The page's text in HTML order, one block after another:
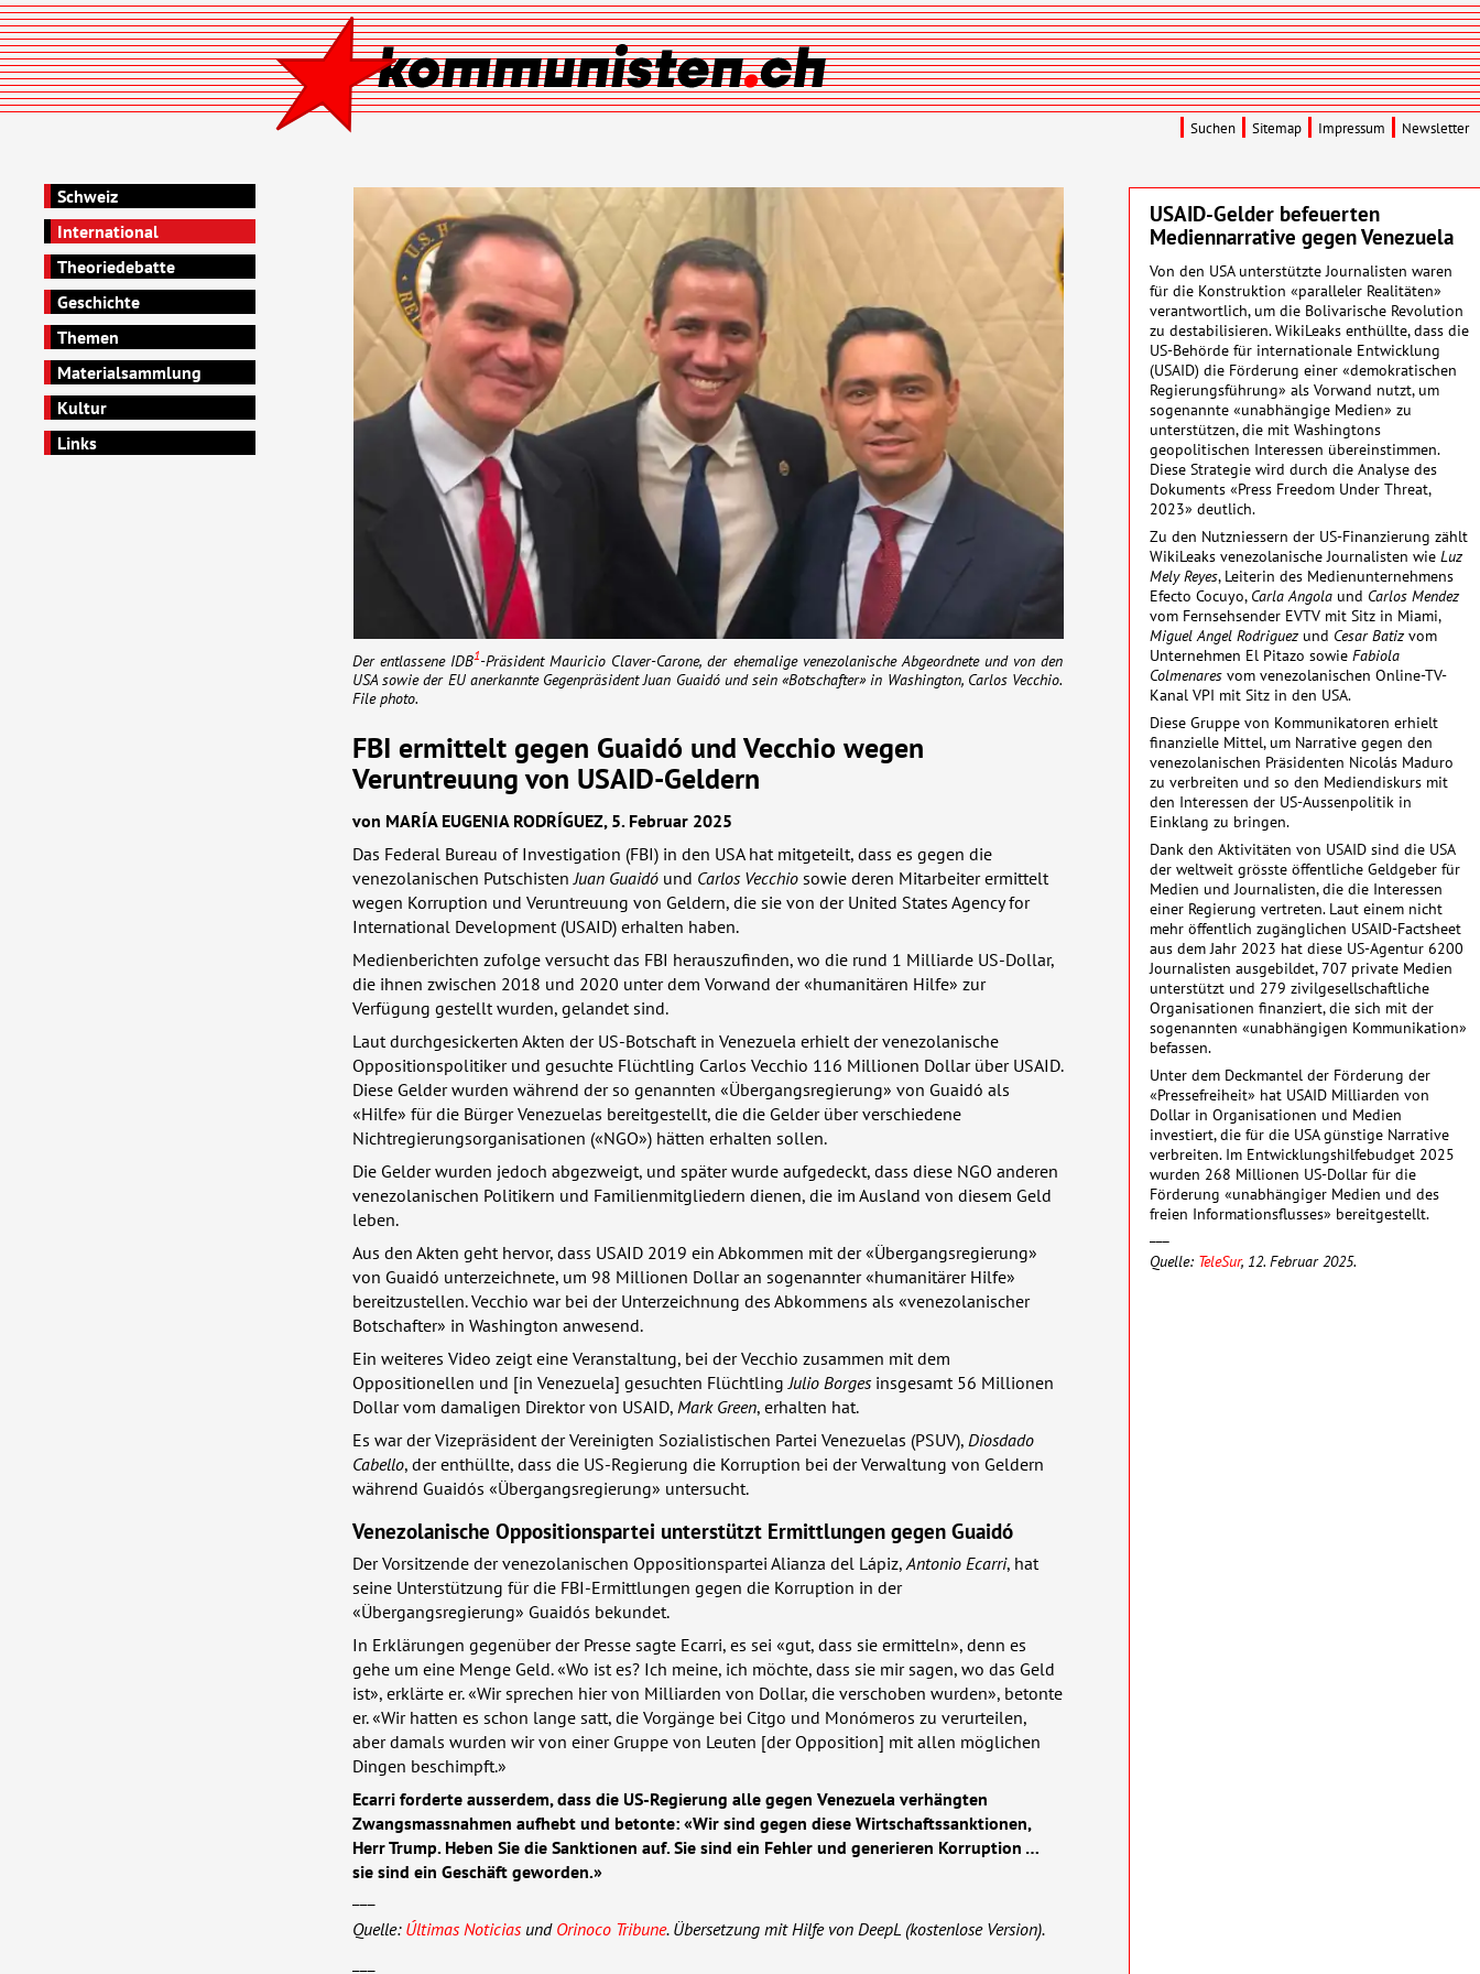
Schweiz
International
Theoriedebatte
Geschichte
Themen
Materialsammlung
Kultur
Links
Der entlassene IDB1-Präsident Mauricio Claver-Carone, der ehemalige venezolanische Abgeordnete und von den
USA sowie der EU anerkannte Gegenpräsident Juan Guaidó und sein «Botschafter» in Washington, Carlos Vecchio.
File photo.
FBI ermittelt gegen Guaidó und Vecchio wegen
Veruntreuung von USAID-Geldern
von MARÍA EUGENIA RODRÍGUEZ, 5. Februar 2025
Das Federal Bureau of Investigation (FBI) in den USAhat mitgeteilt, dass es gegen die
venezolanischen PutschistenJuan Guaidó und Carlos Vecchio sowie deren Mitarbeiter ermittelt
wegen Korruption und Veruntreuung von Geldern, die sie von der United States Agency for
International Development (USAID) erhalten haben.
Medienberichten zufolge versucht das FBI herauszufinden, wo die rund 1 Milliarde US-Dollar,
die ihnen zwischen 2018 und 2020 unter dem Vorwand der «humanitären Hilfe» zur
Verfügung gestellt wurden, gelandet sind.
Laut durchgesickerten Akten der US-Botschaft in Venezuela erhielt der venezolanische
Oppositionspolitiker und gesuchte Flüchtling Carlos Vecchio 116 Millionen Dollar über USAID.
Diese Gelder wurden während der so genannten «Übergangsregierung» von Guaidó als
«Hilfe» für die Bürger Venezuelas bereitgestellt, die die Gelder über verschiedene
Nichtregierungsorganisationen («NGO») hätten erhalten sollen.
Die Gelder wurden jedoch abgezweigt, und später wurde aufgedeckt, dass diese NGO anderen
venezolanischen Politikern und Familienmitgliedern dienen, die im Ausland von diesem Geld
leben.
Aus den Akten geht hervor, dass USAID 2019 ein Abkommen mit der «Übergangsregierung»
von Guaidó unterzeichnete, um 98 Millionen Dollar an sogenannter «humanitärer Hilfe»
bereitzustellen. Vecchio war bei der Unterzeichnung des Abkommens als «venezolanischer
Botschafter» in Washington anwesend.
Ein weiteres Video zeigt eine Veranstaltung, bei der Vecchio zusammen mit dem
Oppositionellen und [in Venezuela] gesuchten FlüchtlingJulio Borges insgesamt 56 Millionen
Dollar vom damaligen Direktor von USAID, Mark Green, erhalten hat.
Es war der Vizepräsident der Vereinigten Sozialistischen Partei Venezuelas (PSUV), Diosdado
Cabello, der enthüllte, dass die US-Regierung die Korruption bei der Verwaltung von Geldern
während Guaidós «Übergangsregierung» untersucht.
Venezolanische Oppositionspartei unterstützt Ermittlungen gegen Guaidó
Der Vorsitzende der venezolanischen Oppositionspartei Alianza del Lápiz,Antonio Ecarri, hat
seine Unterstützung für die FBI-Ermittlungen gegen die Korruption in der
«Übergangsregierung» Guaidós bekundet.
In Erklärungen gegenüber der Presse sagte Ecarri, es sei «gut, dass sie ermitteln», denn es
gehe um eine Menge Geld. «Wo ist es? Ich meine, ich möchte, dass sie mir sagen, wo das Geld
ist», erklärte er. «Wir sprechen hier von Milliarden von Dollar, die verschoben wurden», betonte
er. «Wir hatten es schon lange satt, die Vorgänge bei Citgo und Monómeros zu verurteilen,
aber damals wurden wir von einer Gruppe von Leuten [der Opposition] mit allen möglichen
Dingen beschimpft.»
Ecarri forderte ausserdem, dass die US-Regierung alle gegen Venezuela verhängten
Zwangsmassnahmen aufhebt und betonte: «Wir sind gegen diese Wirtschaftssanktionen,
Herr Trump. Heben Sie die Sanktionen auf. Sie sind ein Fehler und generieren Korruption …
sie sind ein Geschäft geworden.»
Quelle: Últimas Noticias und Orinoco Tribune. Übersetzung mit Hilfe von DeepL (kostenlose Version).
USAID-Gelder befeuerten
Mediennarrative gegen Venezuela
Von den USAunterstützte Journalisten waren
für die Konstruktion «paralleler Realitäten»
verantwortlich, um die Bolivarische Revolution
zu destabilisieren. WikiLeaks enthüllte, dass die
US-Behörde für internationale Entwicklung
(USAID) die Förderung einer «demokratischen
Regierungsführung» als Vorwand nutzt, um
sogenannte «unabhängige Medien» zu
unterstützen, die mit Washingtons
geopolitischen Interessen übereinstimmen.
Diese Strategie wird durch die Analyse des
Dokuments «Press Freedom Under Threat,
2023» deutlich.
Zu den Nutzniessern der US-Finanzierung zählt
WikiLeaks venezolanische Journalisten wie Luz
Mely Reyes, Leiterin des Medienunternehmens
Efecto Cocuyo, Carla Angola und Carlos Mendez
vom Fernsehsender EVTV mit Sitz in Miami,
Miguel Angel Rodriguez und Cesar Batiz vom
Unternehmen El Pitazo sowie Fabiola
Colmenares vom venezolanischen Online-TV-
Kanal VPI mit Sitz in den USA.
Diese Gruppe von Kommunikatoren erhielt
finanzielle Mittel, um Narrative gegen den
venezolanischen Präsidenten Nicolás Maduro
zu verbreiten und so den Mediendiskurs mit
den Interessen der US-Aussenpolitik in
Einklang zu bringen.
Dank den Aktivitäten von USAID sind die USA
der weltweit grösste öffentliche Geldgeber für
Medien und Journalisten, die die Interessen
einer Regierung vertreten. Laut einem nicht
mehr öffentlich zugänglichen USAID-Factsheet
aus dem Jahr 2023 hat diese US-Agentur 6200
Journalisten ausgebildet, 707 private Medien
unterstützt und 279 zivilgesellschaftliche
Organisationen finanziert, die sich mit der
sogenannten «unabhängigen Kommunikation»
befassen.
Unter dem Deckmantel der Förderung der
«Pressefreiheit» hat USAID Milliarden von
Dollar in Organisationen und Medien
investiert, die für die USAgünstige Narrative
verbreiten. Im Entwicklungshilfebudget 2025
wurden 268 Millionen US-Dollar für die
Förderung «unabhängiger Medien und des
freien Informationsflusses» bereitgestellt.
Quelle: TeleSur, 12. Februar 2025.
Suchen Sitemap Impressum Newsletter